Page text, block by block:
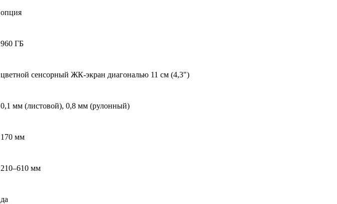
опция
960 ГБ
цветной сенсорный ЖК-экран диагональю 11 см (4,3")
0,1 мм (листовой), 0,8 мм (рулонный)
170 мм
210–610 мм
да